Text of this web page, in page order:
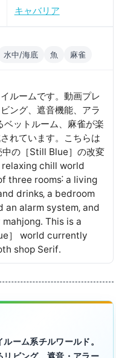
キャバリア
水中/海底 魚 麻雀
ルームです。動画プレ
ング、遮音機能、アラ
ベットルーム、麻雀が楽
れています。こちらは
の［Still Blue］の改変
relaxing chill world
three rooms˸ a living
drinks‚ a bedroom
alarm system‚ and
This is a
］ world currently
shop Serif․
ーム系チルワールド。
リビング、遮音・アラー